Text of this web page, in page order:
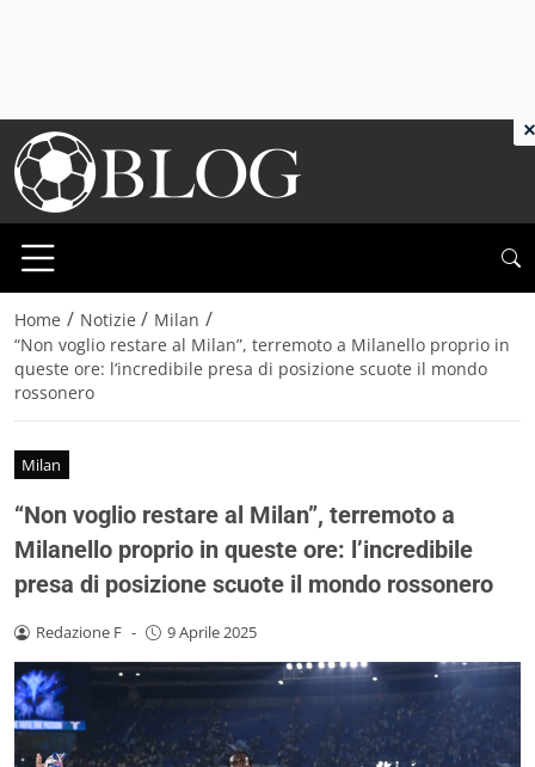
Home / Notizie / Milan /
“Non voglio restare al Milan”, terremoto a Milanello proprio in
queste ore: l’incredibile presa di posizione scuote il mondo
rossonero
Milan
“Non voglio restare al Milan”, terremoto a
Milanello proprio in queste ore: l’incredibile
presa di posizione scuote il mondo rossonero
Redazione F - 9 Aprile 2025
×